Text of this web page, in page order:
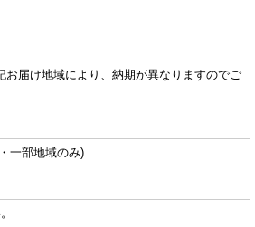
届け地域により、納期が異なりますのでご
一部地域のみ)